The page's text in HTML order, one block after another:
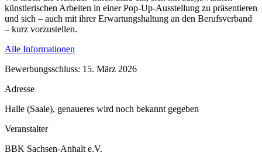
künstlerischen Arbeiten in einer Pop-Up-Ausstellung zu präsentieren
und sich – auch mit ihrer Erwartungshaltung an den Berufsverband
– kurz vorzustellen.
Alle Informationen
Bewerbungsschluss: 15. März 2026
Adresse
Halle (Saale), genaueres wird noch bekannt gegeben
Veranstalter
BBK Sachsen-Anhalt e.V.